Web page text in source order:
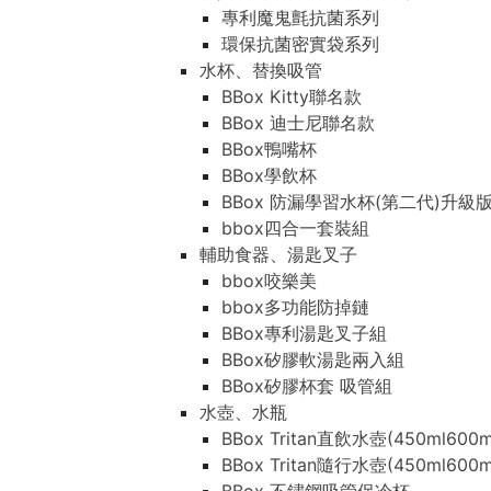
專利魔鬼氈抗菌系列
環保抗菌密實袋系列
水杯、替換吸管
BBox Kitty聯名款
BBox 迪士尼聯名款
BBox鴨嘴杯
BBox學飲杯
BBox 防漏學習水杯(第二代)升級版
bbox四合一套裝組
輔助食器、湯匙叉子
bbox咬樂美
bbox多功能防掉鏈
BBox專利湯匙叉子組
BBox矽膠軟湯匙兩入組
BBox矽膠杯套 吸管組
水壺、水瓶
BBox Tritan直飲水壺
BBox Tritan隨行水壺